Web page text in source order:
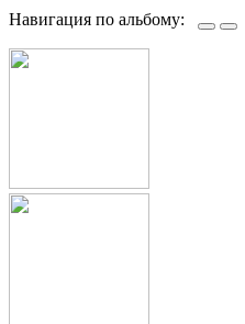
Навигация по альбому: